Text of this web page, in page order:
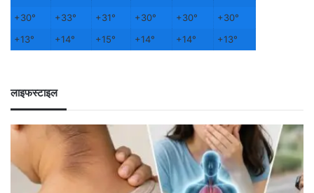
+30° +33° +31° +30° +30° +30°
+13° +14° +15° +14° +14° +13°
लाइफस्टाइल